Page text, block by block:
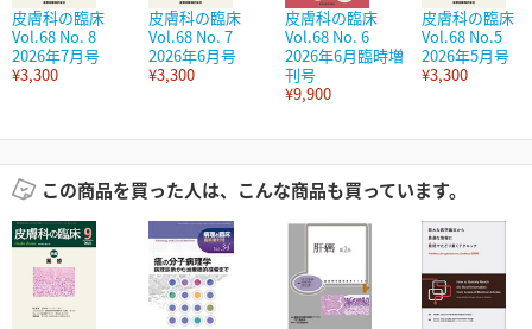
皮膚科の臨床
Vol.68 No. 8
2026年7月号
¥3,300
皮膚科の臨床
Vol.68 No. 7
2026年6月号
¥3,300
皮膚科の臨床
Vol.68 No. 6
2026年6月臨時増
刊号
¥9,900
皮膚科の臨床
Vol.68 No.5
2026年5月号
¥3,300
この商品を買った人は、こんな商品も買っています。